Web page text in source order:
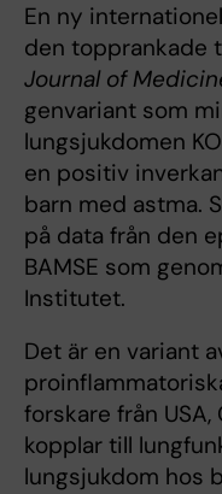
En ny
den topprankade
Journal of
genvariant som
lungsjukdomen
en positiv
barn med astma.
på data från den
BAMSE som
Institutet.
Det är en variant
forskare från
kopplar till
lungsjukdom hos